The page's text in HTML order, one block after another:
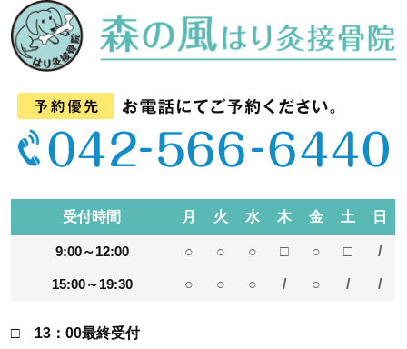
受付時間 月 火 水 木 金 土 日
9:00～12:00 ○ ○ ○ □ ○ □ /
15:00～19:30 ○ ○ ○ / ○ / /
□ 13：00最終受付